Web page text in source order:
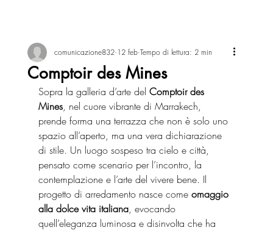
Comptoir des Mines
comunicazione832 12 feb Tempo di lettura: 2 min
Sopra la galleria d’arte del Comptoir des
Mines, nel cuore vibrante di Marrakech,
prende forma una terrazza che non è solo uno
spazio all’aperto, ma una vera dichiarazione
di stile. Un luogo sospeso tra cielo e città,
pensato come scenario per l’incontro, la
contemplazione e l’arte del vivere bene. Il
progetto di arredamento nasce come omaggio
alla dolce vita italiana, evocando
quell’eleganza luminosa e disinvolta che ha